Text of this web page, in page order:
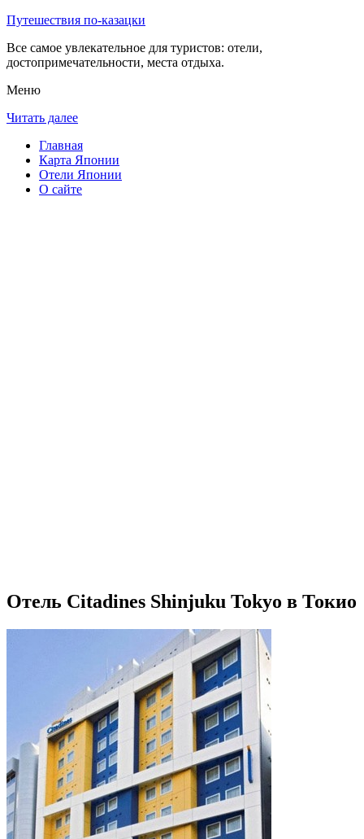
Путешествия по-казацки
Все самое увлекательное для туристов: отели,
достопримечательности, места отдыха.
Меню
Читать далее
Главная
Карта Японии
Отели Японии
О сайте
Отель Citadines Shinjuku Tokyo в Токио